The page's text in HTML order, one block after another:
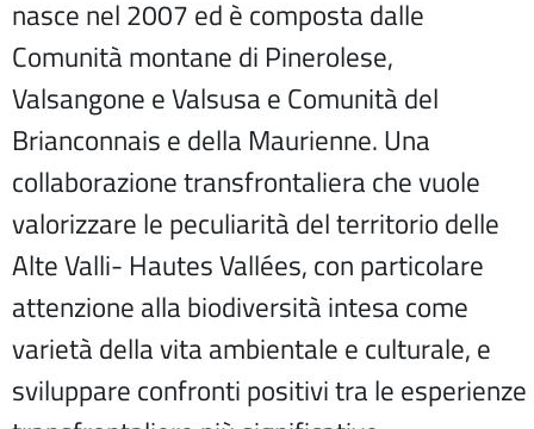
nasce nel 2007 ed è composta dalle
Comunità montane di Pinerolese,
Valsangone e Valsusa e Comunità del
Brianconnais e della Maurienne. Una
collaborazione transfrontaliera che vuole
valorizzare le peculiarità del territorio delle
Alte Valli- Hautes Vallées, con particolare
attenzione alla biodiversità intesa come
varietà della vita ambientale e culturale, e
sviluppare confronti positivi tra le esperienze